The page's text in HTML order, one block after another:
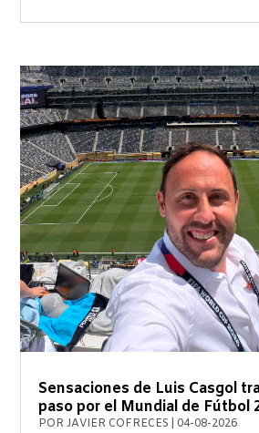
Sensaciones de Luis Casgol
paso por el Mundial de Fútbol
PORJAVIER COFRECES 04-08-2026